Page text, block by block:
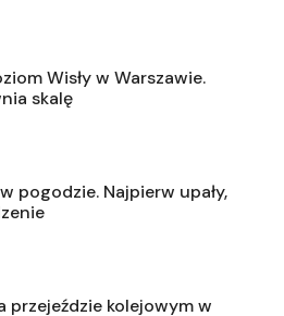
Wisły w Warszawie.
skalę
pogodzie. Najpierw upały,
przejeździe kolejowym w